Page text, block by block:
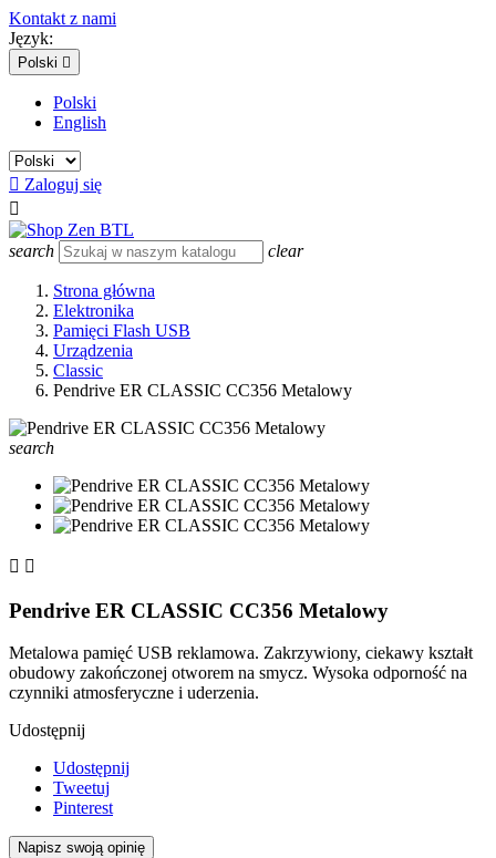
Kontakt z nami
Język:
Polski 
Polski
English
 Zaloguj się

search clear
Strona główna
Elektronika
Pamięci Flash USB
Urządzenia
Classic
Pendrive ER CLASSIC CC356 Metalowy
search
 
Pendrive ER CLASSIC CC356 Metalowy
Metalowa pamięć USB reklamowa. Zakrzywiony, ciekawy kształt
obudowy zakończonej otworem na smycz. Wysoka odporność na
czynniki atmosferyczne i uderzenia.
Udostępnij
Udostępnij
Tweetuj
Pinterest
Napisz swoją opinię